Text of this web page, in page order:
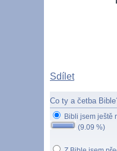
Sdílet
Co ty a četba
Bibli jsem ještě
(9.09 %)